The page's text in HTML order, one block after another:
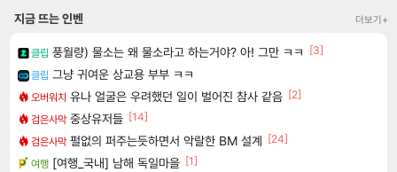
지금 뜨는 인벤 더보기+
클립 풍월량) 물소는 왜 물소라고 하는거야? 아! 그만 ㅋㅋ [3]
클립 그냥 귀여운 상교용 부부 ㅋㅋ
오버워치 유나 얼굴은 우려했던 일이 벌어진 참사 같음 [2]
검은사막 중상유저들 [14]
검은사막 펄없의 퍼주는듯하면서 악랄한 BM 설계 [24]
여행 [여행_국내] 남해 독일마을 [1]